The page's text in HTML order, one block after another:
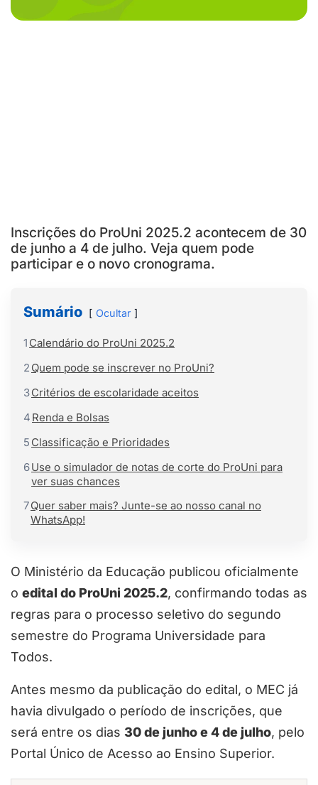
Inscrições do ProUni 2025.2 acontecem de 30
de junho a 4 de julho. Veja quem pode
participar e o novo cronograma.
Sumário Ocultar
1 Calendário do ProUni 2025.2
2 Quem pode se inscrever no ProUni?
3Critérios de escolaridade aceitos
4 Renda e Bolsas
5 Classificação e Prioridades
6Use o simulador de notas de corte do ProUni para
ver suas chances
7Quer saber mais? Junte-se ao nosso canal no
WhatsApp!
O Ministério da Educação publicou oficialmente
o edital do ProUni 2025.2, confirmando todas as
regras para o processo seletivo do segundo
semestre do Programa Universidade para
Todos.
Antes mesmo da publicação do edital, o MEC já
havia divulgado o período de inscrições, que
será entre os dias 30 de junho e 4 de julho, pelo
Portal Único de Acesso ao Ensino Superior.